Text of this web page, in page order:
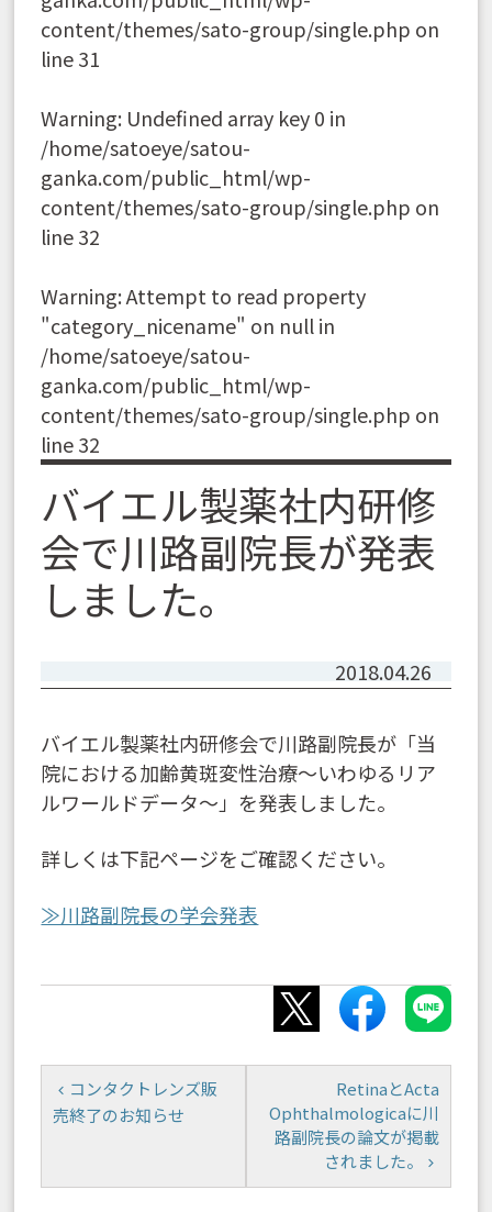
content/themes/sato-group/single.php on
line31
Warning: Undefined array key 0 in
/home/satoeye/satou-
ganka.com/public_html/wp-
content/themes/sato-group/single.php on
line32
Warning: Attempt to read property
"category_nicename" on null in
/home/satoeye/satou-
ganka.com/public_html/wp-
content/themes/sato-group/single.php on
line32
バイエル製薬社内研修
会で川路副院長が発表
しました。
2018.04.26
バイエル製薬社内研修会で川路副院長が「当
院における加齢黄斑変性治療〜いわゆるリア
ルワールドデータ～」を発表しました。
詳しくは下記ページをご確認ください。
≫川路副院長の学会発表
コンタクトレンズ販
売終了のお知らせ
RetinaとActa
Ophthalmologicaに川
路副院長の論文が掲載
されました。